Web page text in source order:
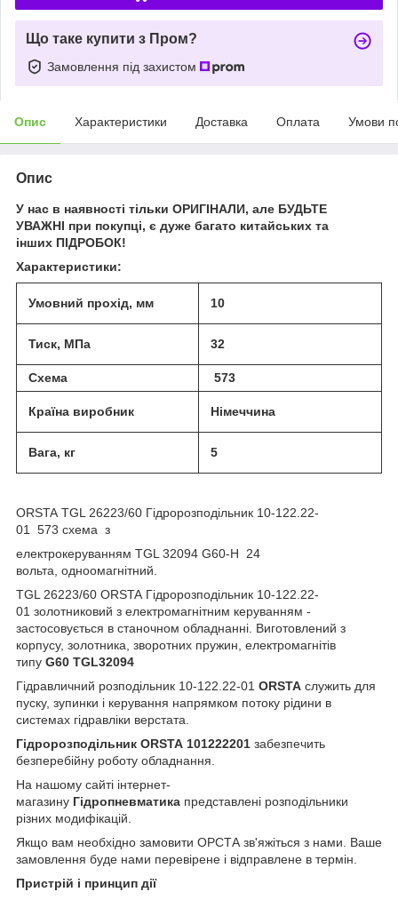
Що таке купити з Пром?
Замовлення під захистом
Опис Характеристики Доставка Оплата Умови
Опис
У нас в наявності тільки ОРИГІНАЛИ, але БУДЬТЕ
УВАЖНІ при покупці, є дуже багато китайських та
інших ПІДРОБОК!
Характеристики:
Умовний прохід, мм 10
Тиск, МПа 32
Схема 573
Країна виробник Німеччина
Вага, кг 5
ORSTA TGL 26223/60 Гідророзподільник 10-122.22-
01 573 схема з
електрокеруванням TGL 32094 G60-H 24
вольта, одноомагнітний.
TGL 26223/60 ORSTA Гідророзподільник 10-122.22-
01 золотниковий з електромагнітним керуванням -
застосовується в станочном обладнанні. Виготовлений з
корпусу, золотника, зворотних пружин, електромагнітів
типу G60 TGL32094
Гідравличний розподільник 10-122.22-01 ORSTA служить для
пуску, зупинки і керування напрямком потоку рідини в
системах гідравліки верстата.
Гідророзподільник ORSTA 101222201 забезпечить
безперебійну роботу обладнання.
На нашому сайті інтернет-
магазину Гідропневматика представлені розподільники
різних модифікацій.
Якщо вам необхідно замовити ОРСТА зв'яжіться з нами. Ваше
замовлення буде нами перевірене і відправлене в термін.
Пристрій і принцип дії